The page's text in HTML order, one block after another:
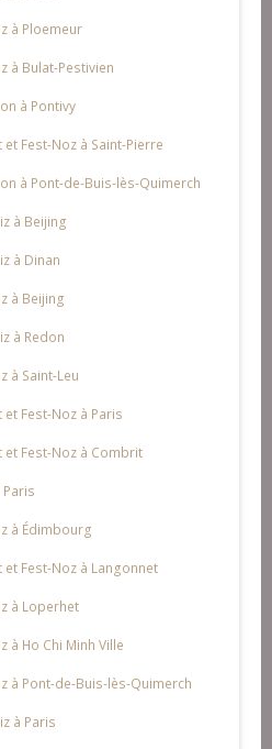
à Ploemeur
à Bulat-Pestivien
à Pontivy
Fest-Noz à Saint-Pierre
à Pont-de-Buis-lès-Quimerch
à Beijing
à Dinan
à Beijing
à Redon
à Saint-Leu
Fest-Noz à Paris
et Fest-Noz à Combrit
à Édimbourg
et Fest-Noz à Langonnet
à Loperhet
à Ho Chi Minh Ville
à Pont-de-Buis-lès-Quimerch
à Paris